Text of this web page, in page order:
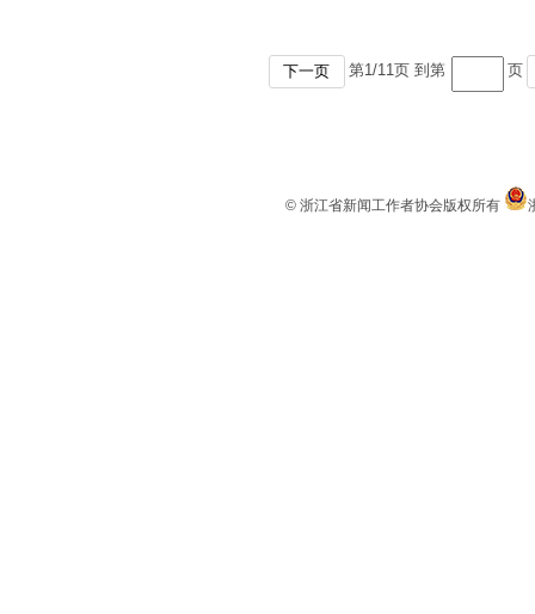
下一页 第1/11页 到第 页
© 浙江省新闻工作者协会版权所有